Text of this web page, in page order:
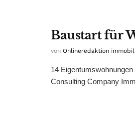
Baustart für
von Onlineredaktion
14
Consulting Company